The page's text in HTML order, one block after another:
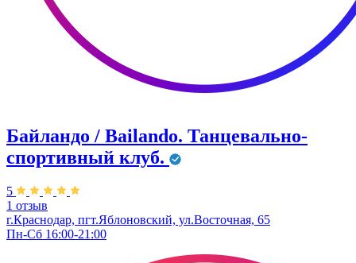
Байландо / Bailando. Танцевально-
спортивный клуб.
5
1 отзыв
г.Краснодар, пгт.Яблоновский, ул.Восточная, 65
Пн-Сб 16:00-21:00